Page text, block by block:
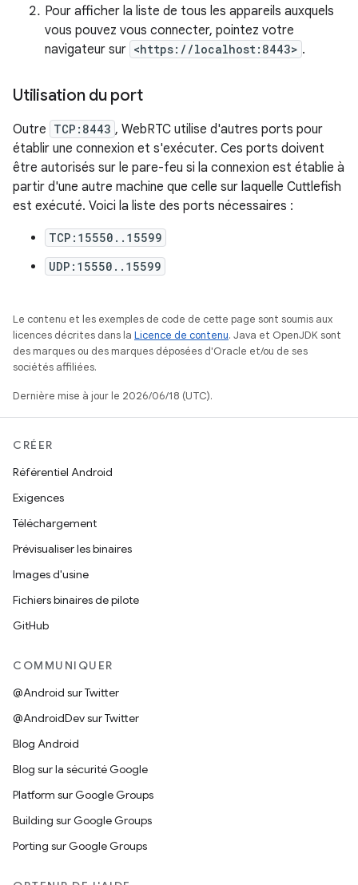
Pour afficher la liste de tous les appareils auxquels
vous pouvez vous connecter, pointez votre
navigateur sur <https://localhost:8443> .
Utilisation du port
Outre TCP:8443 , WebRTC utilise d'autres ports pour
établir une connexion et s'exécuter. Ces ports doivent
être autorisés sur le pare-feu si la connexion est établie à
partir d'une autre machine que celle sur laquelle Cuttlefish
est exécuté. Voici la liste des ports nécessaires :
TCP:15550..15599
UDP:15550..15599
Le contenu et les exemples de code de cette page sont soumis aux
licences décrites dans la Licence de contenu. Java et OpenJDK sont
des marques ou des marques déposées d'Oracle et/ou de ses
sociétés affiliées.
Dernière mise à jour le 2026/06/18 (UTC).
CRÉER
Référentiel Android
Exigences
Téléchargement
Prévisualiser les binaires
Images d'usine
Fichiers binaires de pilote
GitHub
COMMUNIQUER
@Android sur Twitter
@AndroidDev sur Twitter
Blog Android
Blog sur la sécurité Google
Platform sur Google Groups
Building sur Google Groups
Porting sur Google Groups